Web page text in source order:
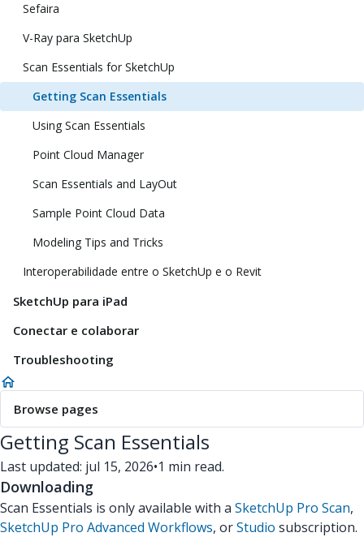
Sefaira
V-Ray para SketchUp
Scan Essentials for SketchUp
Getting Scan Essentials
Using Scan Essentials
Point Cloud Manager
Scan Essentials and LayOut
Sample Point Cloud Data
Modeling Tips and Tricks
Interoperabilidade entre o SketchUp e o Revit
SketchUp para iPad
Conectar e colaborar
Troubleshooting
Browse pages
Getting Scan Essentials
Last updated: jul 15, 2026•1 min read.
Downloading
Scan Essentials is only available with a SketchUp Pro Scan,
SketchUp Pro Advanced Workflows, orStudio subscription.